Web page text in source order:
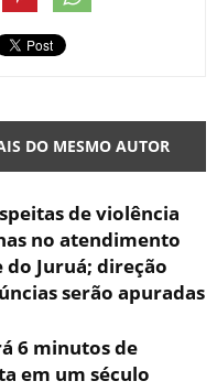
DO MESMO AUTOR
de violência
no atendimento
Juruá; direção
serão apuradas
6 minutos de
em um século